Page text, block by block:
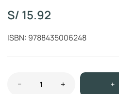
S/ 15.92
ISBN: 9788435006248